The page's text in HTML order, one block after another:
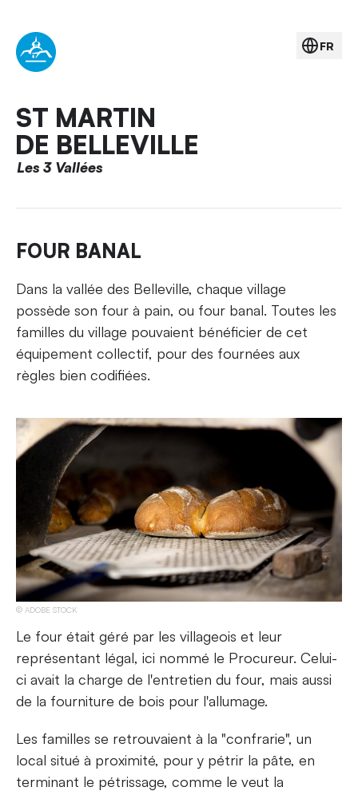
ST MARTIN
DE BELLEVILLE
Les 3 Vallées
FR
FOUR BANAL
Dans la vallée des Belleville, chaque village
possède son four à pain, ou four banal. Toutes les
familles du village pouvaient bénéficier de cet
équipement collectif, pour des fournées aux
règles bien codifiées.
ADOBE STOCK
Le four était géré par les villageois et leur
représentant légal, ici nommé le Procureur. Celui-
ci avait la charge de l'entretien du four, mais aussi
de la fourniture de bois pour l'allumage.
Les familles se retrouvaient à la "confrarie", un
local situé à proximité, pour y pétrir la pâte, en
terminant le pétrissage, comme le veut la